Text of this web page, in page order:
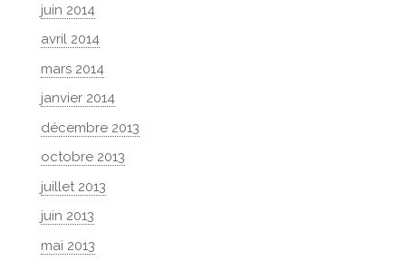
juin 2014
avril 2014
mars 2014
janvier 2014
décembre 2013
octobre 2013
juillet 2013
juin 2013
mai 2013